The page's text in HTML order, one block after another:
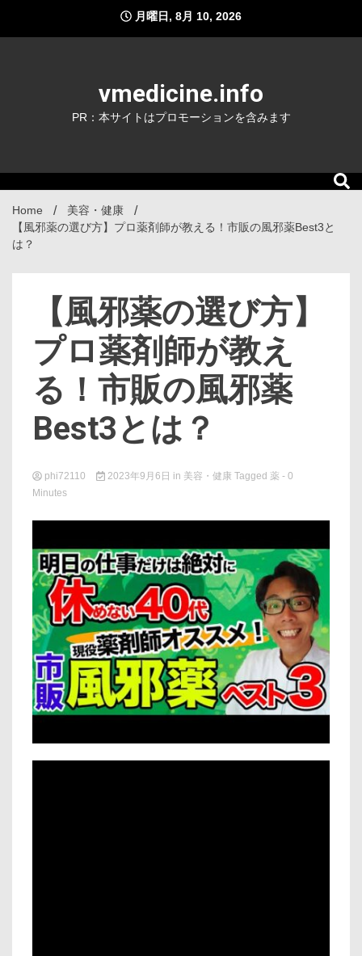
content
月曜日, 8月 10, 2026
vmedicine.info
PR：本サイトはプロモーションを含みます
Home
美容・健康
【風邪薬の選び方】プロ薬剤師が教える！市販の風邪薬Best3と
は？
【風邪薬の選び方】
プロ薬剤師が教え
る！市販の風邪薬
Best3とは？
phi72110 2023年9月6日 in 美容・健康 Tagged 薬 - 0
Minutes